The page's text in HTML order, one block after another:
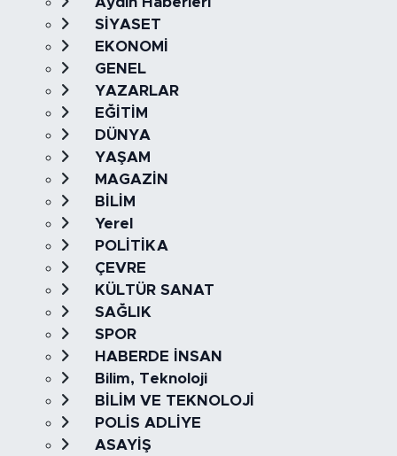
SİYASET
EKONOMİ
GENEL
YAZARLAR
EĞİTİM
DÜNYA
YAŞAM
MAGAZİN
BİLİM
Yerel
POLİTİKA
ÇEVRE
KÜLTÜR SANAT
SAĞLIK
SPOR
HABERDE İNSAN
Bilim, Teknoloji
BİLİM VE TEKNOLOJİ
POLİS ADLİYE
ASAYİŞ